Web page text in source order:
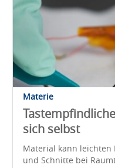
Materie
sich selbst
Material kann leichten
und Schnitte bei